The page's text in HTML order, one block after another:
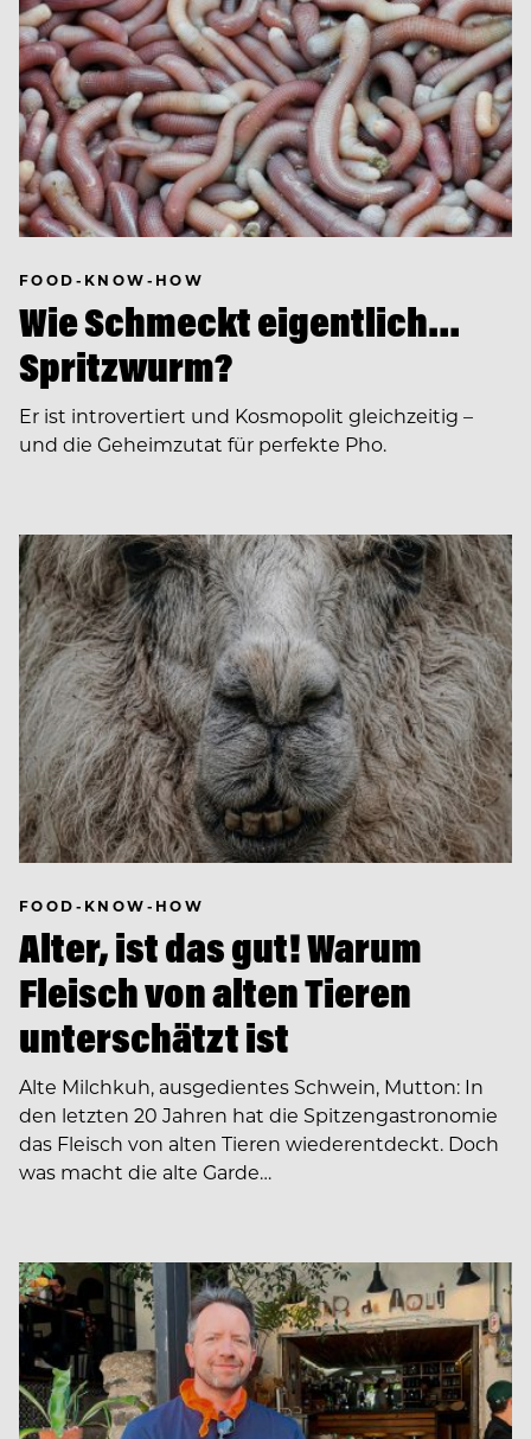
FOOD-KNOW-HOW
Wie Schmeckt eigentlich…
Spritzwurm?
Er ist introvertiert und Kosmopolit gleichzeitig –
und die Geheimzutat für perfekte Pho.
FOOD-KNOW-HOW
Alter, ist das gut! Warum
Fleisch von alten Tieren
unterschätzt ist
Alte Milchkuh, ausgedientes Schwein, Mutton: In
den letzten 20 Jahren hat die Spitzengastronomie
das Fleisch von alten Tieren wiederentdeckt. Doch
was macht die alte Garde…